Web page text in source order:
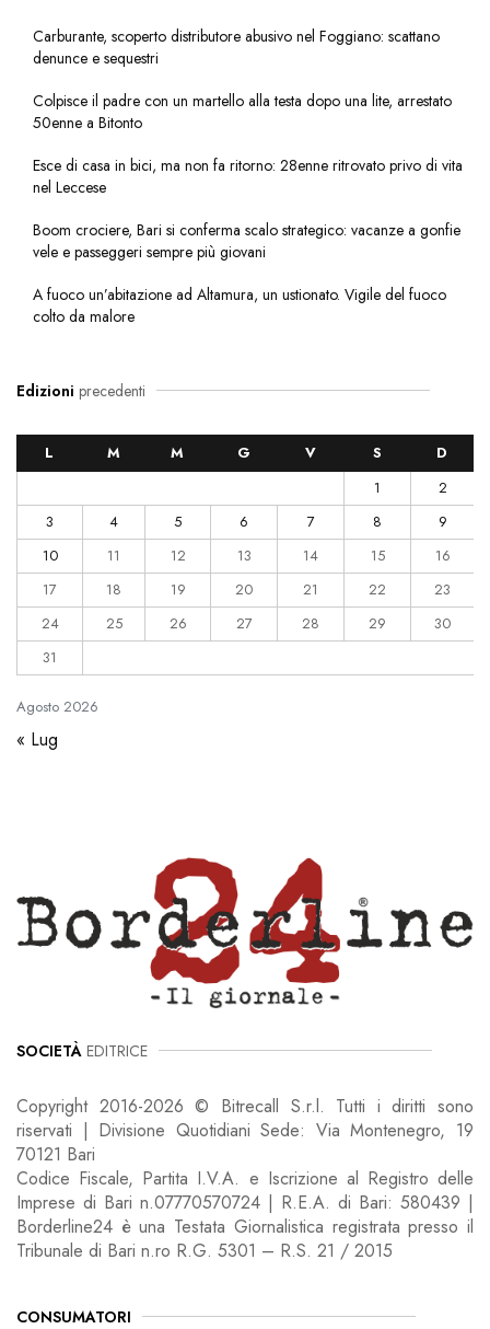
Carburante, scoperto distributore abusivo nel Foggiano: scattano
denunce e sequestri
Colpisce il padre con un martello alla testa dopo una lite, arrestato
50enne a Bitonto
Esce di casa in bici, ma non fa ritorno: 28enne ritrovato privo di vita
nel Leccese
Boom crociere, Bari si conferma scalo strategico: vacanze a gonfie
vele e passeggeri sempre più giovani
A fuoco un’abitazione ad Altamura, un ustionato. Vigile del fuoco
colto da malore
Edizioni precedenti
Agosto 2026
L M M G V S
D
1
2
3
4 5 6 7 8
9
10
11 12 13 14 15
16
17
18 19 20 21 22
23
24
25 26 27 28 29
30
31
« Lug
SOCIETÀ EDITRICE
Copyright 2016-2026 © Bitrecall S.r.l. Tutti i diritti sono
riservati | Divisione Quotidiani Sede: Via Montenegro, 19
70121 Bari
Codice Fiscale, Partita I.V.A. e Iscrizione al Registro delle
Imprese di Bari n.07770570724 | R.E.A. di Bari: 580439 |
Borderline24 è una Testata Giornalistica registrata presso il
Tribunale di Bari n.ro R.G. 5301 – R.S. 21 / 2015
CONSUMATORI